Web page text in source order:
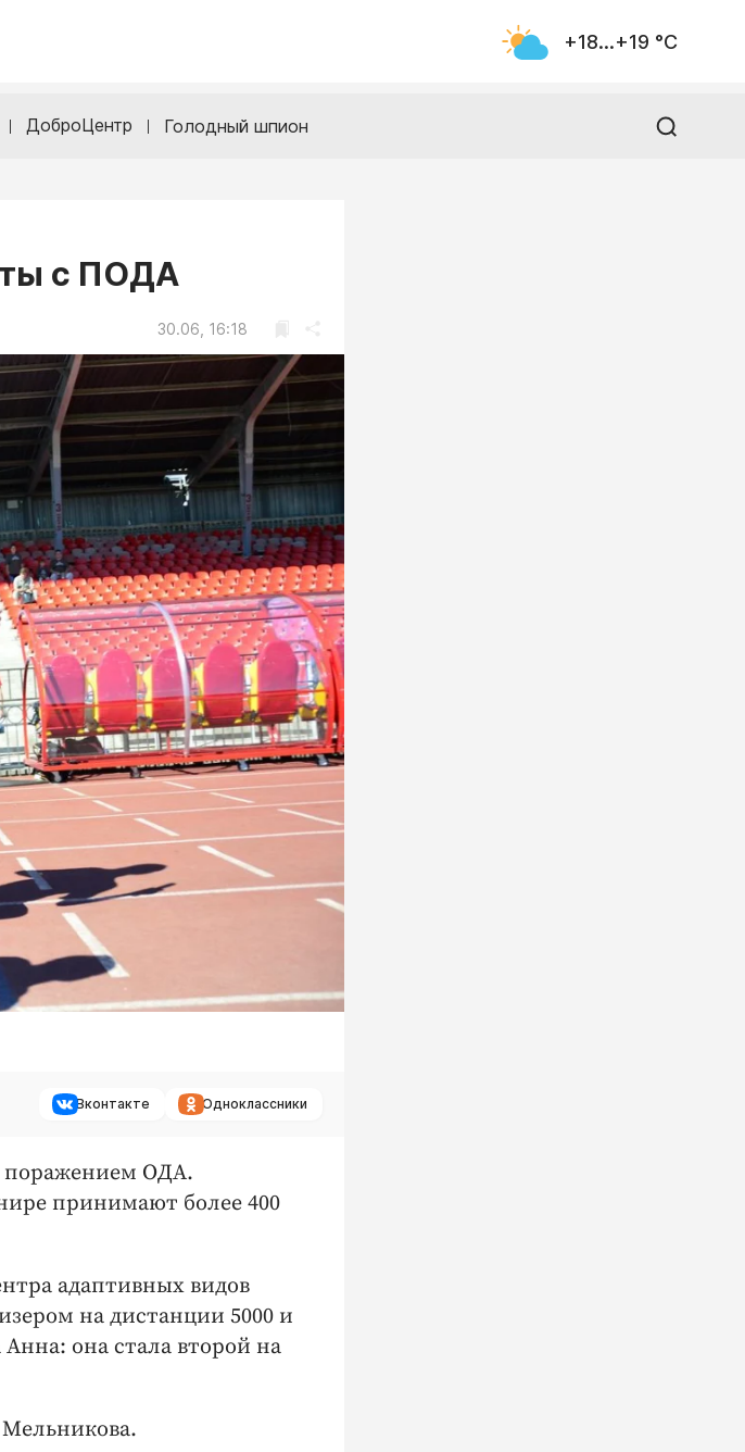
+18...+19 °С
ДоброЦентр Голодный шпион
с ПОДА
30.06, 16:18
Вконтакте Одноклассники
поражением ОДА.
принимают более 400
адаптивных видов
на дистанции 5000 и
она стала второй на